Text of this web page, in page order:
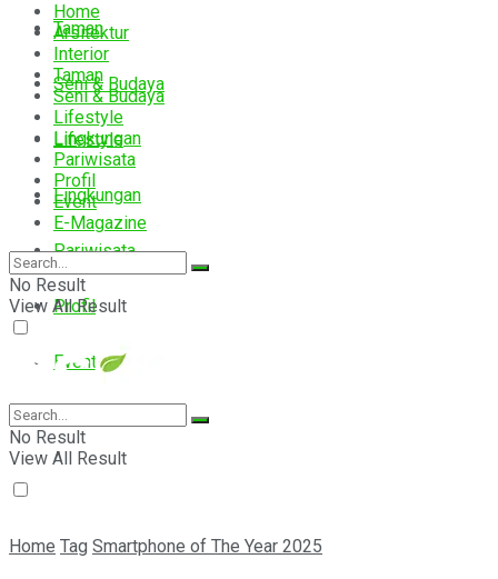
Taman
Seni & Budaya
Lifestyle
Lingkungan
Pariwisata
Profil
Event
E-Magazine
Home
Arsitektur
Interior
Taman
Seni & Budaya
Lifestyle
Lingkungan
Pariwisata
Profil
Event
E-Magazine
No Result
View All Result
No Result
View All Result
Home Tag Smartphone of The Year 2025